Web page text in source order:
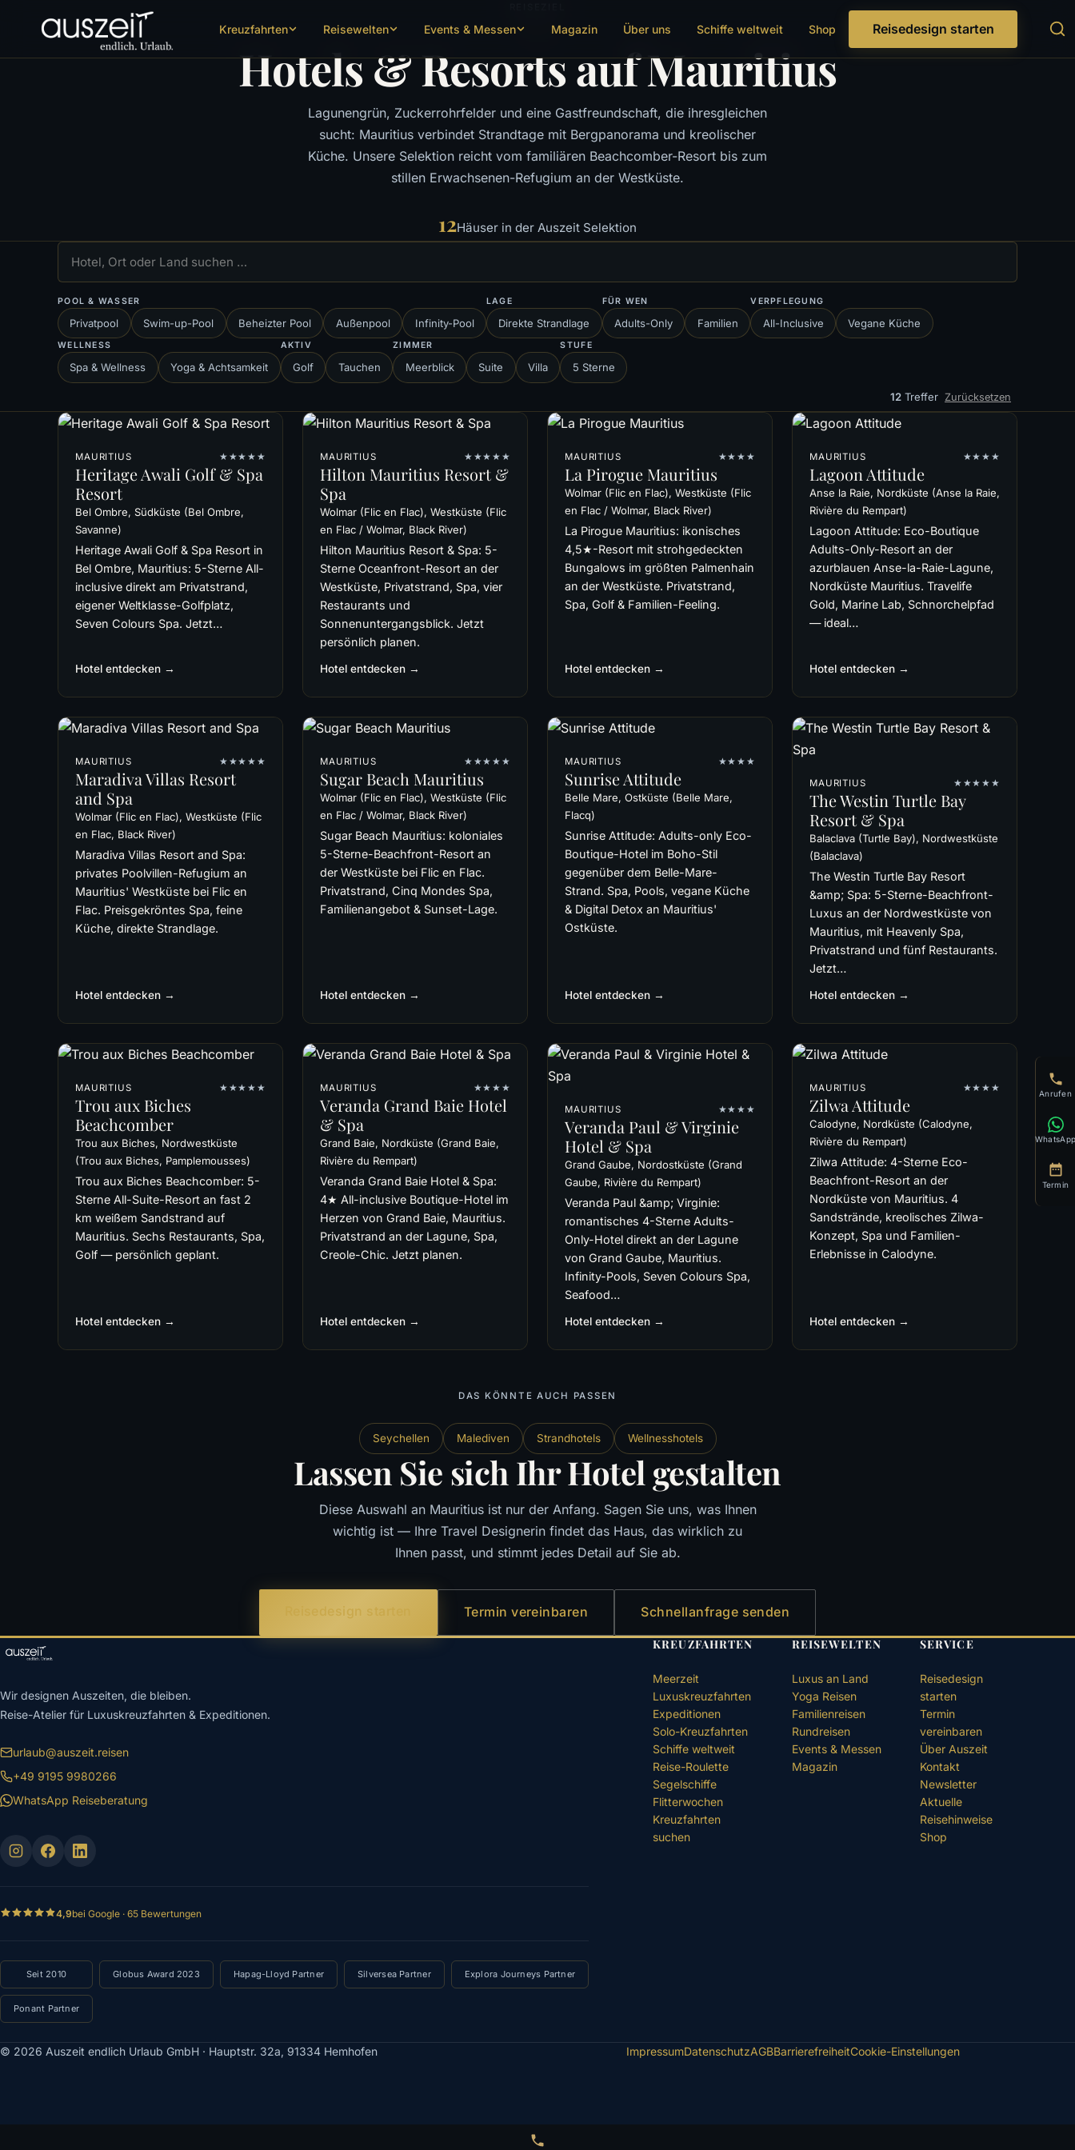
Kreuzfahrten Reisewelten Events & Messen Magazin Über uns Schiffe weltweit Shop Reisedesign starten
Hotels & Resorts auf Mauritius
Lagunengrün, Zuckerrohrfelder und eine Gastfreundschaft, die ihresgleichen
sucht: Mauritius verbindet Strandtage mit Bergpanorama und kreolischer
Küche. Unsere Selektion reicht vom familiären Beachcomber-Resort bis zum
stillen Erwachsenen-Refugium an der Westküste.
12Häuser in der Auszeit Selektion
POOL & WASSER
Privatpool Swim-up-Pool Beheizter Pool Außenpool Infinity-Pool
LAGE
Direkte Strandlage
FÜR WEN
Adults-Only Familien
VERPFLEGUNG
All-Inclusive Vegane Küche
WELLNESS
Spa & Wellness Yoga & Achtsamkeit
AKTIV
Golf Tauchen
ZIMMER
Meerblick Suite Villa
STUFE
5 Sterne
12 Treffer Zurücksetzen
MAURITIUS ★★★★★
Heritage Awali Golf & Spa
Resort
Bel Ombre, Südküste (Bel Ombre,
Savanne)
Heritage Awali Golf & Spa Resort in
Bel Ombre, Mauritius: 5-Sterne All-
inclusive direkt am Privatstrand,
eigener Weltklasse-Golfplatz,
Seven Colours Spa. Jetzt…
Hotel entdecken →
MAURITIUS ★★★★★
Hilton Mauritius Resort &
Spa
Wolmar (Flic en Flac), Westküste (Flic
en Flac / Wolmar, Black River)
Hilton Mauritius Resort & Spa: 5-
Sterne Oceanfront-Resort an der
Westküste, Privatstrand, Spa, vier
Restaurants und
Sonnenuntergangsblick. Jetzt
persönlich planen.
Hotel entdecken →
MAURITIUS ★★★★
La Pirogue Mauritius
Wolmar (Flic en Flac), Westküste (Flic
en Flac / Wolmar, Black River)
La Pirogue Mauritius: ikonisches
4,5★-Resort mit strohgedeckten
Bungalows im größten Palmenhain
an der Westküste. Privatstrand,
Spa, Golf & Familien-Feeling.
Hotel entdecken →
MAURITIUS ★★★★
Lagoon Attitude
Anse la Raie, Nordküste (Anse la Raie,
Rivière du Rempart)
Lagoon Attitude: Eco-Boutique
Adults-Only-Resort an der
azurblauen Anse-la-Raie-Lagune,
Nordküste Mauritius. Travelife
Gold, Marine Lab, Schnorchelpfad
— ideal…
Hotel entdecken →
MAURITIUS ★★★★★
Maradiva Villas Resort
and Spa
Wolmar (Flic en Flac), Westküste (Flic
en Flac, Black River)
Maradiva Villas Resort and Spa:
privates Poolvillen-Refugium an
Mauritius' Westküste bei Flic en
Flac. Preisgekröntes Spa, feine
Küche, direkte Strandlage.
Hotel entdecken →
MAURITIUS ★★★★★
Sugar Beach Mauritius
Wolmar (Flic en Flac), Westküste (Flic
en Flac / Wolmar, Black River)
Sugar Beach Mauritius: koloniales
5-Sterne-Beachfront-Resort an
der Westküste bei Flic en Flac.
Privatstrand, Cinq Mondes Spa,
Familienangebot & Sunset-Lage.
Hotel entdecken →
MAURITIUS ★★★★
Sunrise Attitude
Belle Mare, Ostküste (Belle Mare,
Flacq)
Sunrise Attitude: Adults-only Eco-
Boutique-Hotel im Boho-Stil
gegenüber dem Belle-Mare-
Strand. Spa, Pools, vegane Küche
& Digital Detox an Mauritius'
Ostküste.
Hotel entdecken →
MAURITIUS ★★★★★
The Westin Turtle Bay
Resort & Spa
Balaclava (Turtle Bay), Nordwestküste
(Balaclava)
The Westin Turtle Bay Resort
&amp; Spa: 5-Sterne-Beachfront-
Luxus an der Nordwestküste von
Mauritius, mit Heavenly Spa,
Privatstrand und fünf Restaurants.
Jetzt…
Hotel entdecken →
MAURITIUS ★★★★★
Trou aux Biches
Beachcomber
Trou aux Biches, Nordwestküste
(Trou aux Biches, Pamplemousses)
Trou aux Biches Beachcomber: 5-
Sterne All-Suite-Resort an fast 2
km weißem Sandstrand auf
Mauritius. Sechs Restaurants, Spa,
Golf — persönlich geplant.
Hotel entdecken →
MAURITIUS ★★★★
Veranda Grand Baie Hotel
& Spa
Grand Baie, Nordküste (Grand Baie,
Rivière du Rempart)
Veranda Grand Baie Hotel & Spa:
4★ All-inclusive Boutique-Hotel im
Herzen von Grand Baie, Mauritius.
Privatstrand an der Lagune, Spa,
Creole-Chic. Jetzt planen.
Hotel entdecken →
MAURITIUS ★★★★
Veranda Paul & Virginie
Hotel & Spa
Grand Gaube, Nordostküste (Grand
Gaube, Rivière du Rempart)
Veranda Paul &amp; Virginie:
romantisches 4-Sterne Adults-
Only-Hotel direkt an der Lagune
von Grand Gaube, Mauritius.
Infinity-Pools, Seven Colours Spa,
Seafood…
Hotel entdecken →
MAURITIUS ★★★★
Zilwa Attitude
Calodyne, Nordküste (Calodyne,
Rivière du Rempart)
Zilwa Attitude: 4-Sterne Eco-
Beachfront-Resort an der
Nordküste von Mauritius. 4
Sandstrände, kreolisches Zilwa-
Konzept, Spa und Familien-
Erlebnisse in Calodyne.
Hotel entdecken →
DAS KÖNNTE AUCH PASSEN
Seychellen Malediven Strandhotels Wellnesshotels
Lassen Sie sich Ihr Hotel gestalten
Diese Auswahl an Mauritius ist nur der Anfang. Sagen Sie uns, was Ihnen
wichtig ist — Ihre Travel Designerin findet das Haus, das wirklich zu
Ihnen passt, und stimmt jedes Detail auf Sie ab.
Reisedesign starten Termin vereinbaren Schnellanfrage senden
Wir designen Auszeiten, die bleiben.
Reise-Atelier für Luxuskreuzfahrten & Expeditionen.
urlaub@auszeit.reisen
+49 9195 9980266
WhatsApp Reiseberatung
4,9bei Google · 65 Bewertungen
Seit 2010 Globus Award 2023 Hapag-Lloyd Partner Silversea Partner Explora Journeys Partner
Ponant Partner
KREUZFAHRTEN
Meerzeit
Luxuskreuzfahrten
Expeditionen
Solo-Kreuzfahrten
Schiffe weltweit
Reise-Roulette
Segelschiffe
Flitterwochen
Kreuzfahrten
suchen
REISEWELTEN
Luxus an Land
Yoga Reisen
Familienreisen
Rundreisen
Events & Messen
Magazin
SERVICE
Reisedesign
starten
Termin
vereinbaren
Über Auszeit
Kontakt
Newsletter
Aktuelle
Reisehinweise
Shop
© 2026 Auszeit endlich Urlaub GmbH · Hauptstr. 32a, 91334 Hemhofen ImpressumDatenschutzAGBBarrierefreiheitCookie-Einstellungen
Anrufen
Termin